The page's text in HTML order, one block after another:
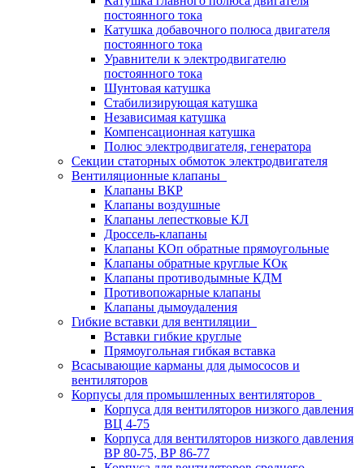
постоянного тока
Катушка добавочного полюса двигателя
постоянного тока
Уравнители к электродвигателю
постоянного тока
Шунтовая катушка
Стабилизирующая катушка
Независимая катушка
Компенсационная катушка
Полюс электродвигателя, генератора
Секции статорных обмоток электродвигателя
Вентиляционные клапаны
Клапаны ВКР
Клапаны воздушные
Клапаны лепестковые КЛ
Дроссель-клапаны
Клапаны КОп обратные прямоугольные
Клапаны обратные круглые КОк
Клапаны противодымные КДМ
Противопожарные клапаны
Клапаны дымоудаления
Гибкие вставки для вентиляции
Вставки гибкие круглые
Прямоугольная гибкая вставка
Всасывающие карманы для дымососов и
вентиляторов
Корпусы для промышленных вентиляторов
Корпуса для вентиляторов низкого давления
ВЦ 4-75
Корпуса для вентиляторов низкого давления
ВР 80-75, ВР 86-77